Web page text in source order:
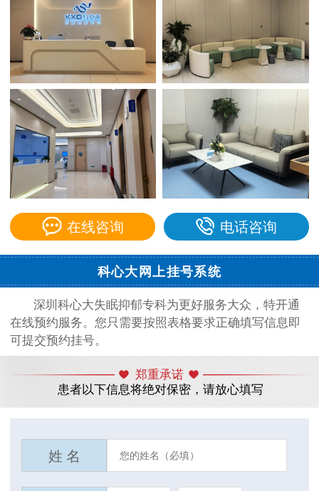
在线咨询 电话咨询
科心大网上挂号系统
深圳科心大失眠抑郁专科为更好服务大众，特开通
在线预约服务。您只需要按照表格要求正确填写信息即
可提交预约挂号。
郑重承诺
患者以下信息将绝对保密，请放心填写
姓 名